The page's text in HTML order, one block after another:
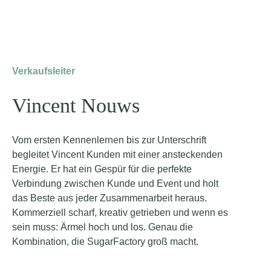
Verkaufsleiter
Vincent Nouws
Vom ersten Kennenlernen bis zur Unterschrift
begleitet Vincent Kunden mit einer ansteckenden
Energie. Er hat ein Gespür für die perfekte
Verbindung zwischen Kunde und Event und holt
das Beste aus jeder Zusammenarbeit heraus.
Kommerziell scharf, kreativ getrieben und wenn es
sein muss: Ärmel hoch und los. Genau die
Kombination, die SugarFactory groß macht.